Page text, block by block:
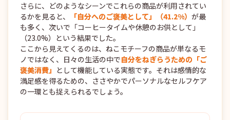
さらに、どのようなシーンでこれらの商品が利用されてい
るかを見ると、
「自分へのご褒美として」（41.2%） が最
も多く、次いで「コーヒータイムや休憩のお供として」
（23.0%）という結果でした。
ここから見えてくるのは、ねこモチーフの商品が単なるモ
ノではなく、日々の生活の中で自分をねぎらうための「ご
褒美消費」 として機能している実態です。それは感情的な
満足感を得るための、ささやかでパーソナルなセルフケア
の一環とも捉えられるでしょう。